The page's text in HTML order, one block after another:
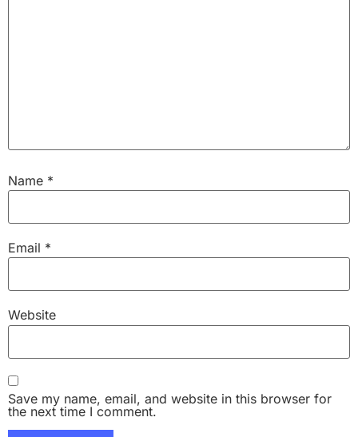
Name *
Email *
Website
Save my name, email, and website in this browser for
the next time I comment.